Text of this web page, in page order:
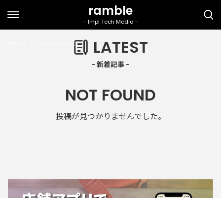
Recommend LATEST
NOT FOUND
投稿が見つかりませんでした。